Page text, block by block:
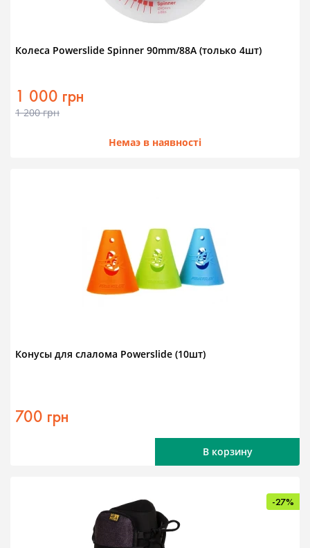
Колеса Powerslide Spinner 90mm/88A (только 4шт)
1 000 грн
1 200 грн
Немаэ в наявності
Конусы для слалома Powerslide (10шт)
700 грн
В корзину
-27%